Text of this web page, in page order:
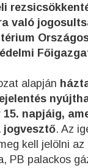
való
alapján
15. napjáig,
jogvesztő. Az
kell jelölni
PB palackos